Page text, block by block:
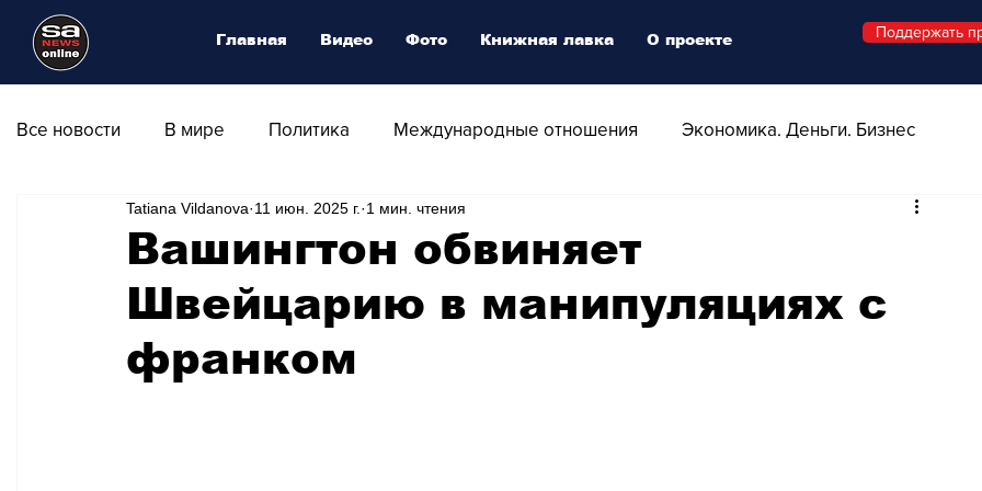
Все новости В мире Политика Международные отношения Экономика. Деньги. Бизнес
Общество Армия Аналитика Наука и Технологии
Культура Магия искусства Swiss Афиша Стиль Стильный четверг
Вашингтон обвиняет
Швейцарию в манипуляциях с
франком
Tatiana Vildanova 11 июн. 2025 г. 1 мин. чтения
Главная Видео Фото Книжная лавка О проекте Поддержать